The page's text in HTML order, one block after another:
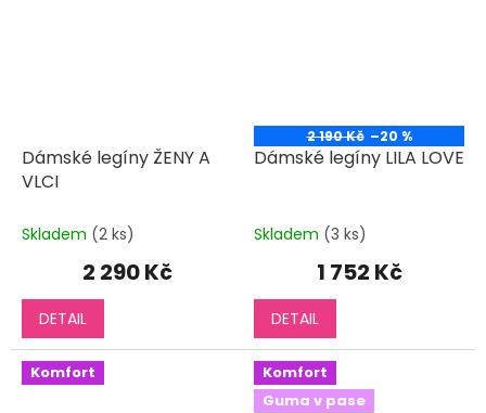
Dámské legíny ŽENY A
VLCI
Skladem (2 ks)
2 290 Kč
DETAIL
2 190 Kč –20 %
Dámské legíny LILA LOVE
Skladem (3 ks)
1 752 Kč
DETAIL
Komfort
Komfort
Guma v pase